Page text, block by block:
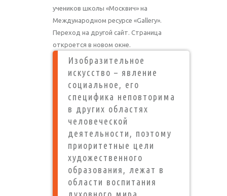
учеников школы «Москвич» на
Международном ресурсе «Gallery».
Переход на другой сайт. Страница
откроется в новом окне.
Изобразительное
искусство – явление
социальное, его
специфика неповторима
в других областях
человеческой
деятельности, поэтому
приоритетные цели
художественного
образования, лежат в
области воспитания
духовного мира